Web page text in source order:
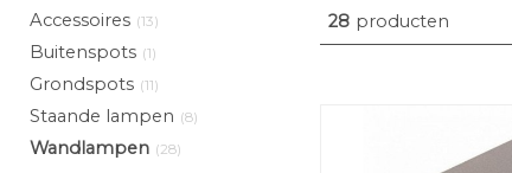
Accessoires (13)
Buitenspots (1)
Grondspots (11)
Staande lampen (8)
Wandlampen (28)
28 producten